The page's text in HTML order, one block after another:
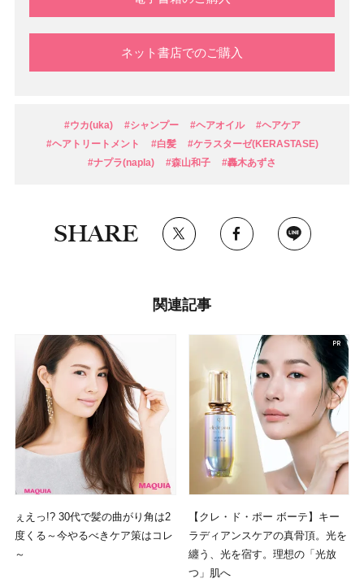
ネット書店でのご購入
#ウカ(uka) #シャンプー #ヘアオイル
#ヘアケア
#ヘアトリートメント
#白髪
#ケラスターゼ(KERASTASE)
#ナプラ(napla)
#森山和子 #轟木あずさ
SHARE
関連記事
ぇえっ!? 30代で髪の曲がり角は2
度くる～今やるべきケア策はコレ
～
【クレ・ド・ポー ボーテ】キー
ラディアンスケアの真骨頂。光を
纏う、光を宿す。理想の「光放
つ」肌へ